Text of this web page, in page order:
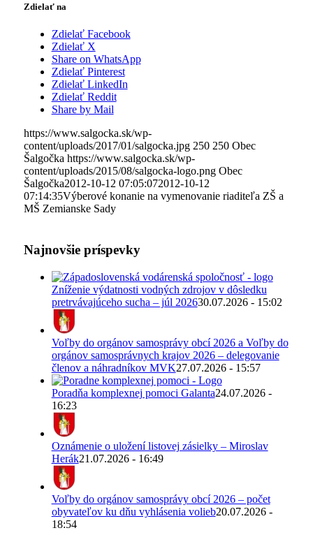
Zdielať na
Zdielať Facebook
Zdielať X
Share on WhatsApp
Zdielať Pinterest
Zdielať LinkedIn
Zdielať Reddit
Share by Mail
https://www.salgocka.sk/wp-
content/uploads/2017/01/salgocka.jpg 250 250 Obec
Šalgočka https://www.salgocka.sk/wp-
content/uploads/2015/08/salgocka-logo.png Obec
Šalgočka2012-10-12 07:05:072012-10-12
07:14:35Výberové konanie na vymenovanie riaditeľa ZŠ a
MŠ Zemianske Sady
Najnovšie príspevky
Zníženie výdatnosti vodných zdrojov v dôsledku
pretrvávajúceho sucha – júl 202630.07.2026 - 15:02
Voľby do orgánov samosprávy obcí 2026 a Voľby do
orgánov samosprávnych krajov 2026 – delegovanie
členov a náhradníkov MVK27.07.2026 - 15:57
Poradňa komplexnej pomoci Galanta24.07.2026 -
16:23
Oznámenie o uložení listovej zásielky – Miroslav
Herák21.07.2026 - 16:49
Voľby do orgánov samosprávy obcí 2026 – počet
obyvateľov ku dňu vyhlásenia volieb20.07.2026 -
18:54